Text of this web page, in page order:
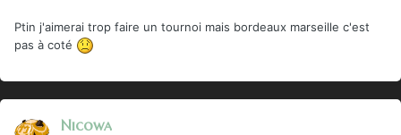
Ptin j'aimerai trop faire un tournoi mais bordeaux marseille c'est
pas à coté
Nicowa